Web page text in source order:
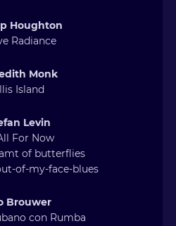
Houghton
Radiance
Monk
Island
Levin
For Now
of butterflies
of-my-face-blues
Brouwer
con Rumba